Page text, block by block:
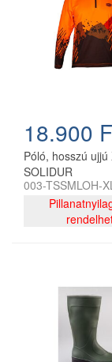
18.900
Póló, hosszú ujjú
SOLIDUR
003-TSSMLOH-